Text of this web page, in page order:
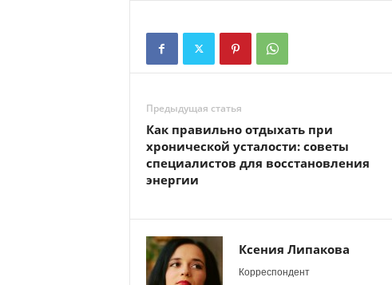
Предыдущая статья
Как правильно отдыхать при
хронической усталости: советы
специалистов для восстановления
энергии
Ксения Липакова
Корреспондент